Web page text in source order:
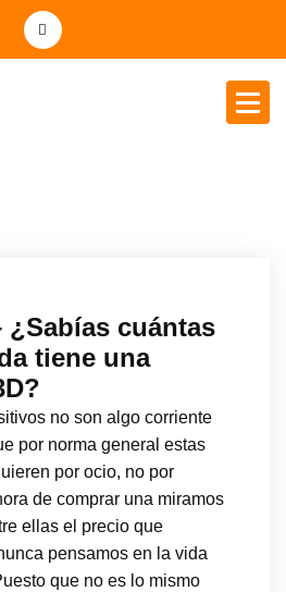
¿Sabías cuántas
tiene una
no son algo corriente
por norma general estas
por ocio, no por
de comprar una miramos
ellas el precio que
pensamos en la vida
que no es lo mismo